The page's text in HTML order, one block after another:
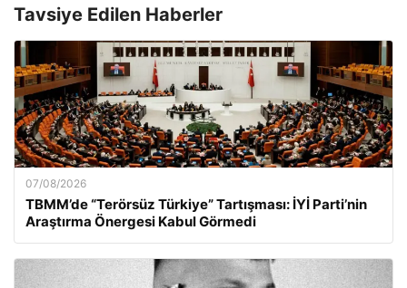
Tavsiye Edilen Haberler
07/08/2026
TBMM’de “Terörsüz Türkiye” Tartışması: İYİ Parti’nin
Araştırma Önergesi Kabul Görmedi